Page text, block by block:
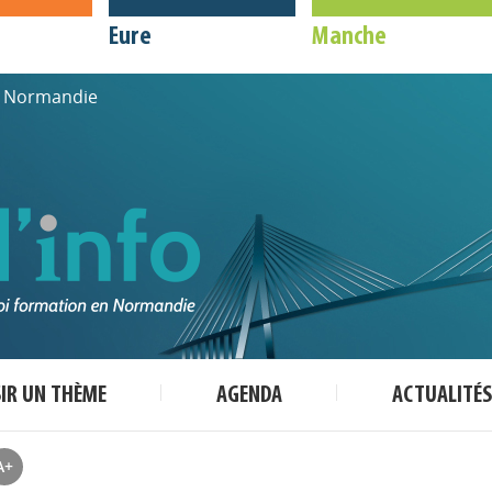
Eure Manche
UN THÈME AGENDA ACTUALITÉS